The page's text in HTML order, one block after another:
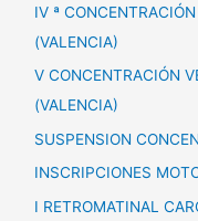
IV ª
(VALENCIA)
V CONCENTRACIÓN
(VALENCIA)
SUSPENSION
INSCRIPCIONES
I RETROMATINAL